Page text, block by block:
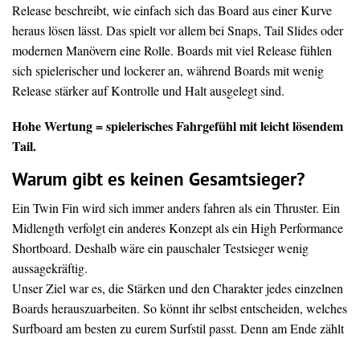
Release beschreibt, wie einfach sich das Board aus einer Kurve
heraus lösen lässt. Das spielt vor allem bei Snaps, Tail Slides oder
modernen Manövern eine Rolle. Boards mit viel Release fühlen
sich spielerischer und lockerer an, während Boards mit wenig
Release stärker auf Kontrolle und Halt ausgelegt sind.
Hohe Wertung = spielerisches Fahrgefühl mit leicht lösendem
Tail.
Warum gibt es keinen Gesamtsieger?
Ein Twin Fin wird sich immer anders fahren als ein Thruster. Ein
Midlength verfolgt ein anderes Konzept als ein High Performance
Shortboard. Deshalb wäre ein pauschaler Testsieger wenig
aussagekräftig.
Unser Ziel war es, die Stärken und den Charakter jedes einzelnen
Boards herauszuarbeiten. So könnt ihr selbst entscheiden, welches
Surfboard am besten zu eurem Surfstil passt. Denn am Ende zählt